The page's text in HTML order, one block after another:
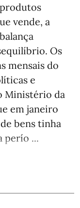
vende, a
Os
mensais do
e
Ministério da
em janeiro
bens tinha
perío ...